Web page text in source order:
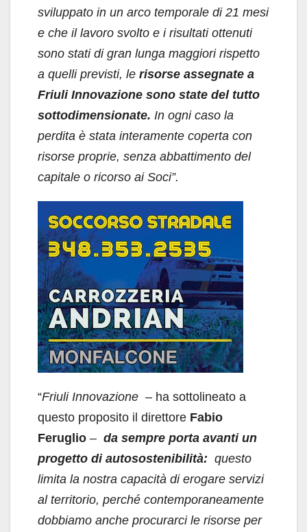
sviluppato in un arco temporale di 21 mesi
e che il lavoro svolto e i risultati ottenuti
sono stati di gran lunga maggiori rispetto
a quelli previsti, le risorse assegnate a
Friuli Innovazione sono state del tutto
sottodimensionate. In ogni caso la
perdita è stata interamente coperta con
risorse proprie, senza abbattimento del
capitale o ricorso ai Soci”.
“Friuli Innovazione – ha sottolineato a
questo proposito il direttore Fabio
Feruglio – da sempre porta avanti un
progetto di autosostenibilità: questo
limita la nostra capacità di erogare servizi
al territorio, perché contemporaneamente
dobbiamo anche procurarci le risorse per